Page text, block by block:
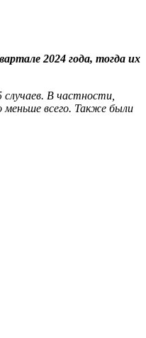
2024 года, тогда их
случаев. В частности,
меньше всего. Также были